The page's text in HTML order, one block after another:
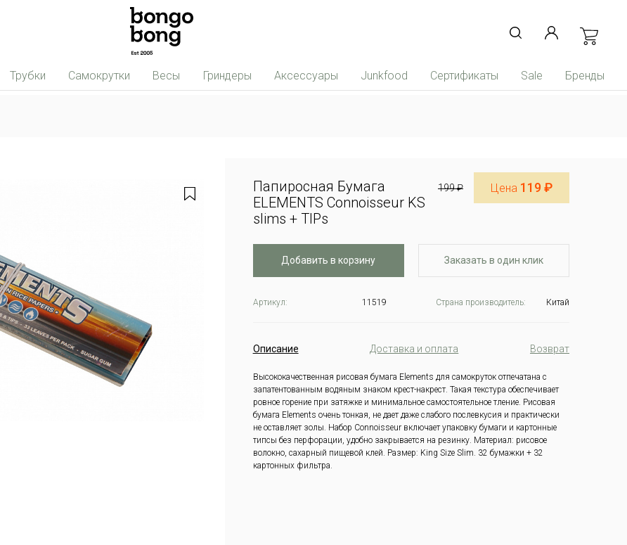
Трубки Самокрутки Весы Гриндеры Аксессуары Junkfood Сертификаты Sale Бренды
Папиросная Бумага
ELEMENTS Connoisseur KS
slims + TIPs
199 ₽ Цена 119 ₽
Добавить в корзину Заказать в один клик
Артикул: 11519 Страна производитель: Китай
Описание Доставка и оплата Возврат
Высококачественная рисовая бумага Elements для самокруток отпечатана с
запатентованным водяным знаком крест-накрест. Такая текстура обеспечивает
ровное горение при затяжке и минимальное самостоятельное тление. Рисовая
бумага Elements очень тонкая, не дает даже слабого послевкусия и практически
не оставляет золы. Набор Connoisseur включает упаковку бумаги и картонные
типсы без перфорации, удобно закрывается на резинку. Материал: рисовое
волокно, сахарный пищевой клей. Размер: King Size Slim. 32 бумажки + 32
картонных фильтра.